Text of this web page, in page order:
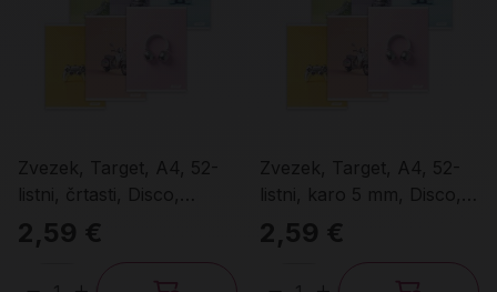
Zvezek, Target, A4, 52-
listni, črtasti, Disco,
različni motivi
2,59 €
Zvezek, Target, A4, 52-
listni, karo 5 mm, Disco,
različni motivi
2,59 €